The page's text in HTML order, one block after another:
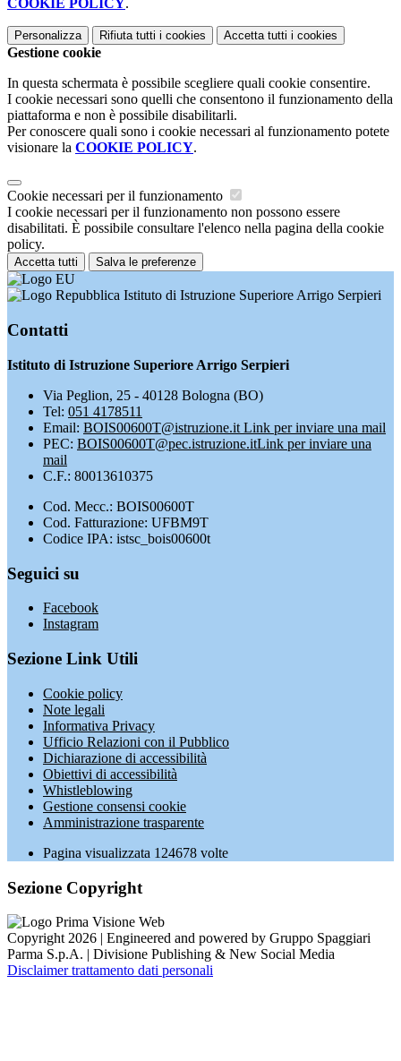
COOKIE POLICY.
Personalizza Rifiuta tutti i cookies Accetta tutti i cookies
Gestione cookie
In questa schermata è possibile scegliere quali cookie consentire.
I cookie necessari sono quelli che consentono il funzionamento della
piattaforma e non è possibile disabilitarli.
Per conoscere quali sono i cookie necessari al funzionamento potete
visionare la COOKIE POLICY.
Cookie necessari per il funzionamento
I cookie necessari per il funzionamento non possono essere
disabilitati. È possibile consultare l'elenco nella pagina della cookie
policy.
Accetta tutti Salva le preferenze
Istituto di Istruzione Superiore Arrigo Serpieri
Contatti
Istituto di Istruzione Superiore Arrigo Serpieri
Via Peglion, 25 - 40128 Bologna (BO)
Tel: 051 4178511
Email: BOIS00600T@istruzione.it Link per inviare una mail
PEC: BOIS00600T@pec.istruzione.itLink per inviare una
mail
C.F.: 80013610375
Cod. Mecc.: BOIS00600T
Cod. Fatturazione: UFBM9T
Codice IPA: istsc_bois00600t
Seguici su
Facebook
Instagram
Sezione Link Utili
Cookie policy
Note legali
Informativa Privacy
Ufficio Relazioni con il Pubblico
Dichiarazione di accessibilità
Obiettivi di accessibilità
Whistleblowing
Gestione consensi cookie
Amministrazione trasparente
Pagina visualizzata 124678 volte
Sezione Copyright
Copyright 2026 | Engineered and powered by Gruppo Spaggiari
Parma S.p.A. | Divisione Publishing & New Social Media
Disclaimer trattamento dati personali